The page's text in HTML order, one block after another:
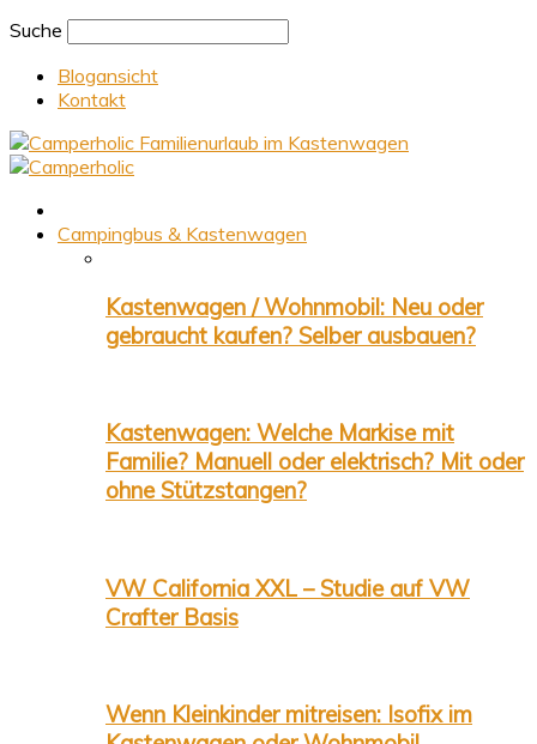
Suche
Blogansicht
Kontakt
Familienurlaub im Kastenwagen
Campingbus & Kastenwagen
Kastenwagen / Wohnmobil: Neu oder
gebraucht kaufen? Selber ausbauen?
Kastenwagen: Welche Markise mit
Familie? Manuell oder elektrisch? Mit oder
ohne Stützstangen?
VW California XXL – Studie auf VW
Crafter Basis
Wenn Kleinkinder mitreisen: Isofix im